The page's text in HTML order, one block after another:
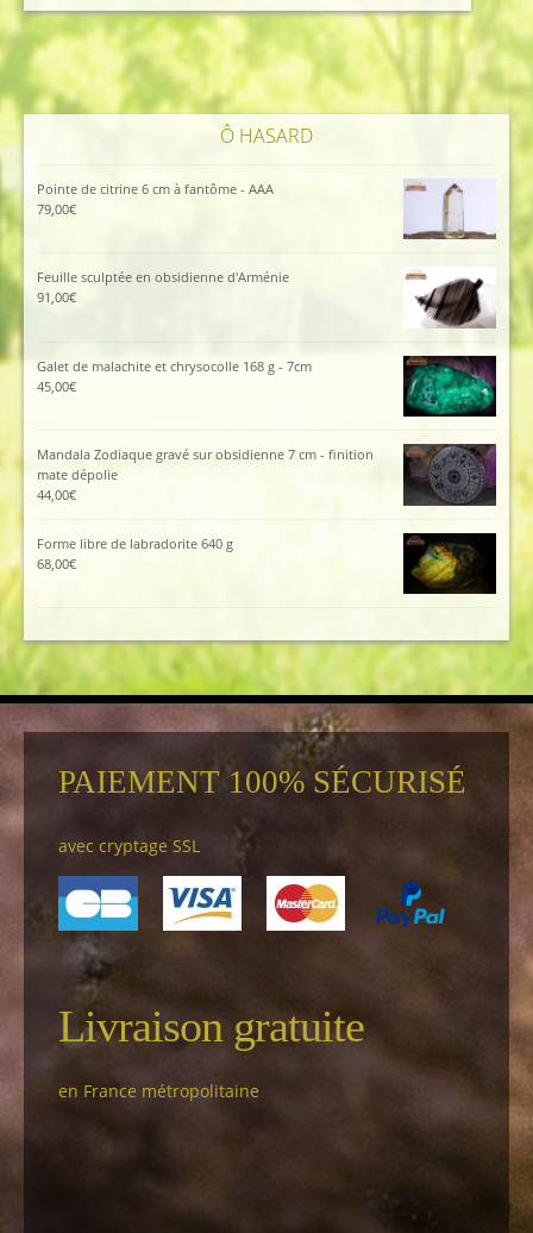
45,00€.40,00€.
Ô HASARD
Pointe de citrine 6 cm à fantôme - AAA
79,00€
Feuille sculptée en obsidienne d'Arménie
91,00€
Galet de malachite et chrysocolle 168 g - 7cm
45,00€
Mandala Zodiaque gravé sur obsidienne 7 cm - finition
mate dépolie
44,00€
Forme libre de labradorite 640 g
68,00€
PAIEMENT 100% SÉCURISÉ
avec cryptage SSL
Livraison gratuite
en France métropolitaine